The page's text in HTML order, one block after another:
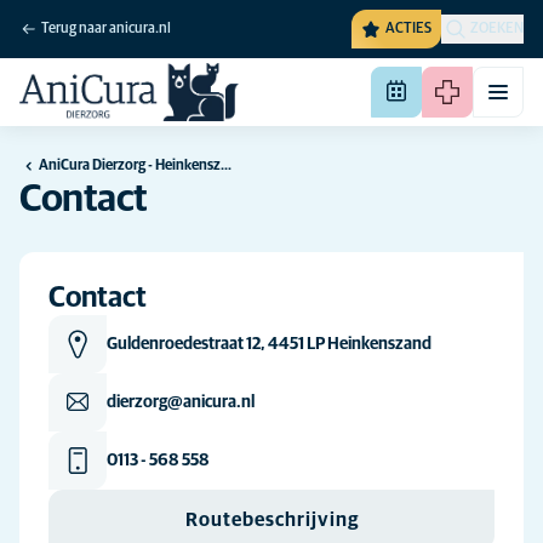
Terug naar anicura.nl ACTIES ZOEKEN
AniCura Dierzorg - Heinkenszand
Contact
Contact
Guldenroedestraat 12, 4451 LP Heinkenszand
dierzorg@anicura.nl
0113 - 568 558
Routebeschrijving